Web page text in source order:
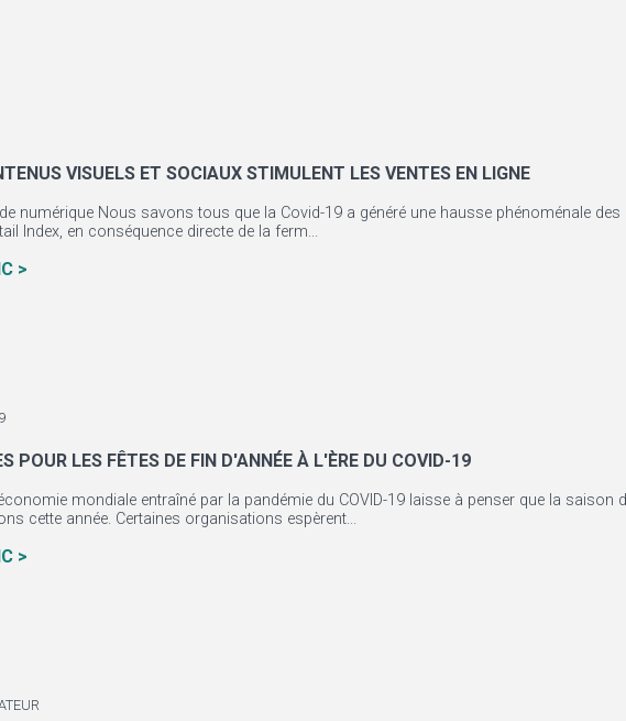
VISUELS ET SOCIAUX STIMULENT LES VENTES EN LIGNE
numérique Nous savons tous que la Covid-19 a généré une hausse phénoménale des
Index, en conséquence directe de la ferm...
>
POUR LES FÊTES DE FIN D'ANNÉE À L'ÈRE DU COVID-19
mondiale entraîné par la pandémie du COVID-19 laisse à penser que la saison
cette année. Certaines organisations espèrent...
>